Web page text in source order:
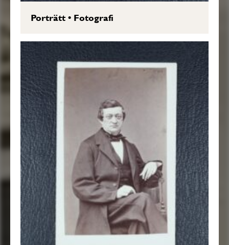
Porträtt• Fotografi